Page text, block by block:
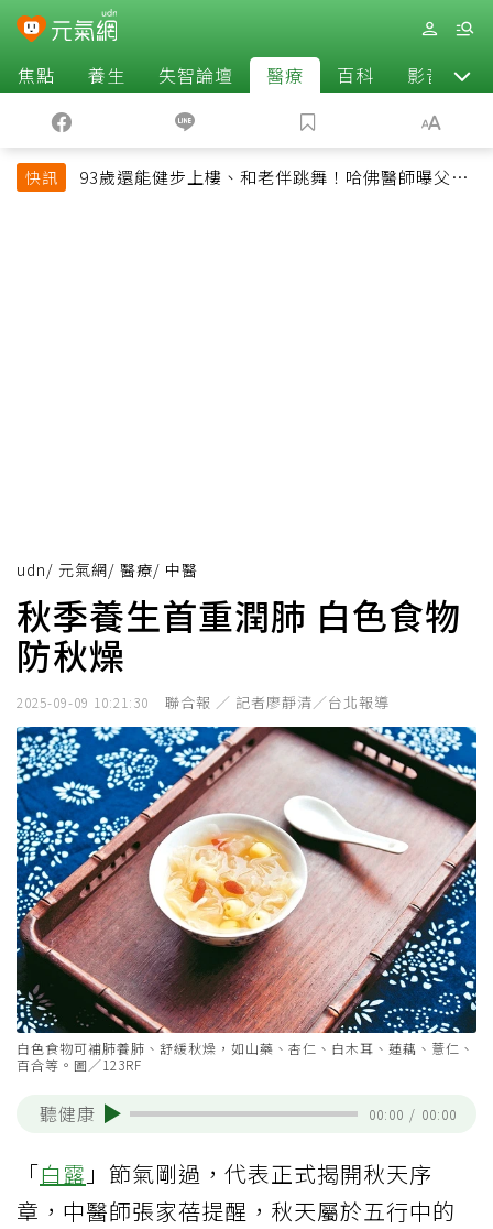
焦點 養生 失智論壇 醫療 百科 影音
快訊
93歲還能健步上樓、和老伴跳舞！哈佛醫師曝父親
udn/ 元氣網/ 醫療/ 中醫
秋季養生首重潤肺 白色食物
防秋燥
2025-09-09 10:21:30 聯合報 ／ 記者廖靜清／台北報導
白色食物可補肺養肺、舒緩秋燥，如山藥、杏仁、白木耳、蓮藕、薏仁、
百合等。圖／123RF
聽健康 00:00 / 00:00
「白露 」節氣剛過，代表正式揭開秋天序
章，中醫師張家蓓提醒，秋天屬於五行中的